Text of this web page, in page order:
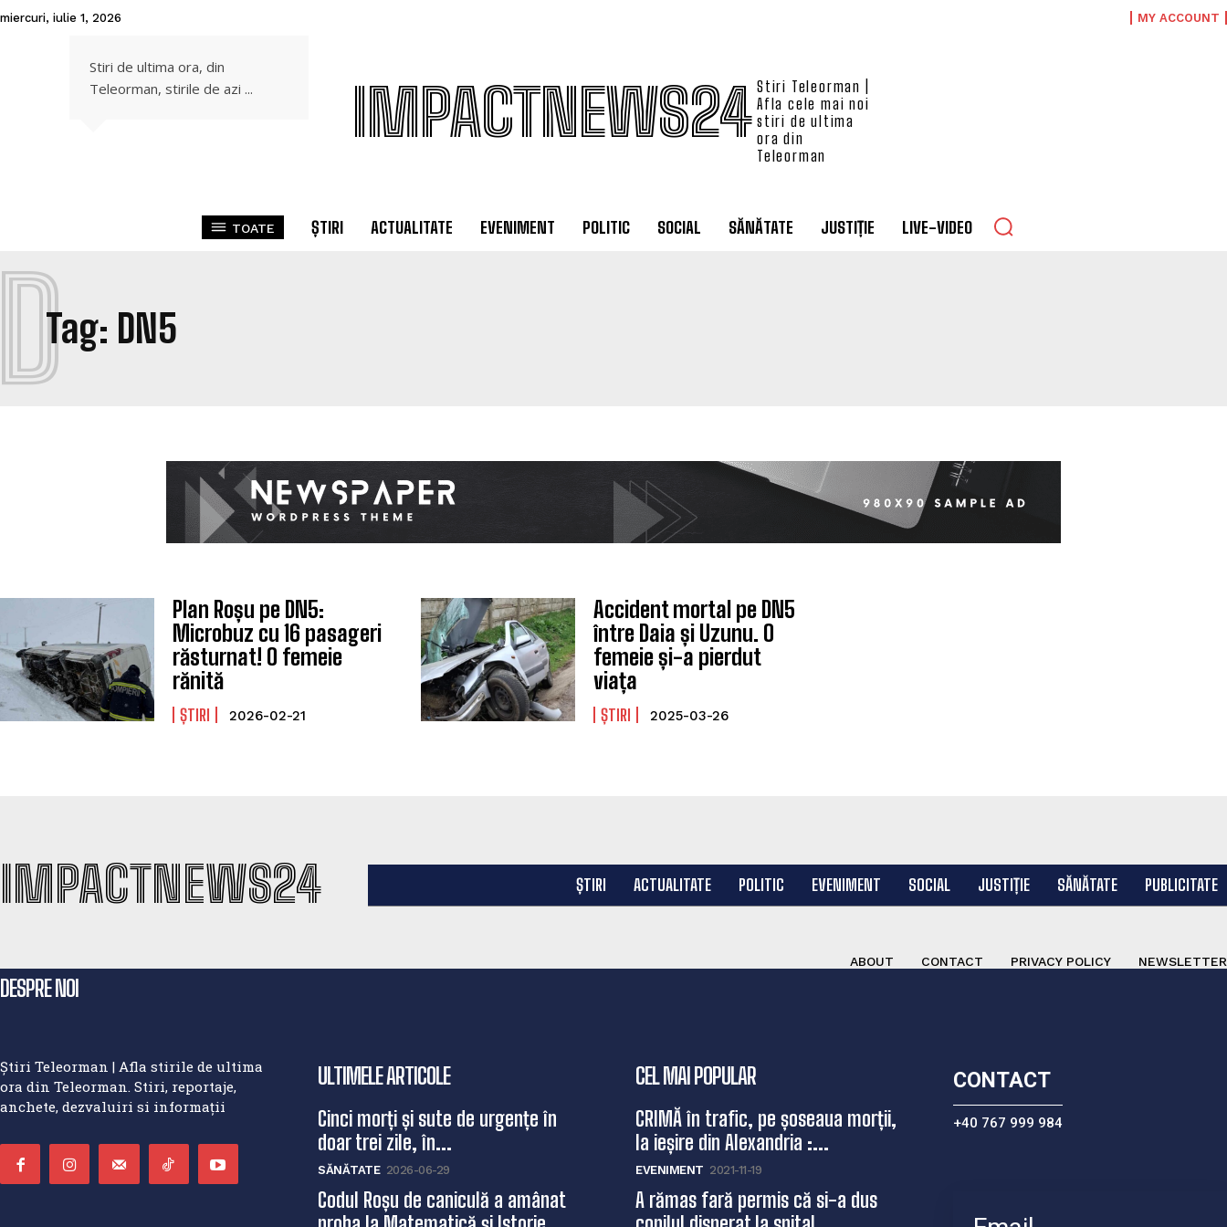
miercuri, iulie 1, 2026 MY ACCOUNT
Stiri de ultima ora, din
Teleorman, stirile de azi ...
IMPACTNEWS24 Stiri Teleorman |
Afla cele mai noi
stiri de ultima
ora din
Teleorman
TOATE ȘTIRI ACTUALITATE EVENIMENT POLITIC SOCIAL SĂNĂTATE JUSTIȚIE LIVE-VIDEO
Tag: DN5
Plan Roșu pe DN5:
Microbuz cu 16 pasageri
răsturnat! O femeie
rănită
ȘTIRI 2026-02-21
Accident mortal pe DN5
între Daia și Uzunu. O
femeie și-a pierdut
viața
ȘTIRI 2025-03-26
IMPACTNEWS24 ȘTIRI ACTUALITATE POLITIC EVENIMENT SOCIAL JUSTIȚIE SĂNĂTATE PUBLICITATE
ABOUT CONTACT PRIVACY POLICY NEWSLETTER
DESPRE NOI
Știri Teleorman | Afla stirile de ultima
ora din Teleorman. Stiri, reportaje,
anchete, dezvaluiri si informații
ULTIMELE ARTICOLE
Cinci morți și sute de urgențe în
doar trei zile, în...
SĂNĂTATE 2026-06-29
Codul Roșu de caniculă a amânat
CEL MAI POPULAR
CRIMĂ în trafic, pe șoseaua morții,
la ieșire din Alexandria :...
EVENIMENT 2021-11-19
A rămas fară permis că si-a dus
CONTACT
+40 767 999 984